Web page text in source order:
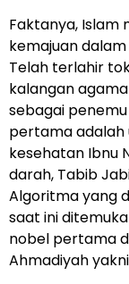
Faktanya, Islam
kemajuan
Telah terlahir
kalangan
sebagai
pertama adalah
kesehatan Ibnu
darah, Tabib
Algoritma yang
saat ini
nobel pertama
Ahmadiyah